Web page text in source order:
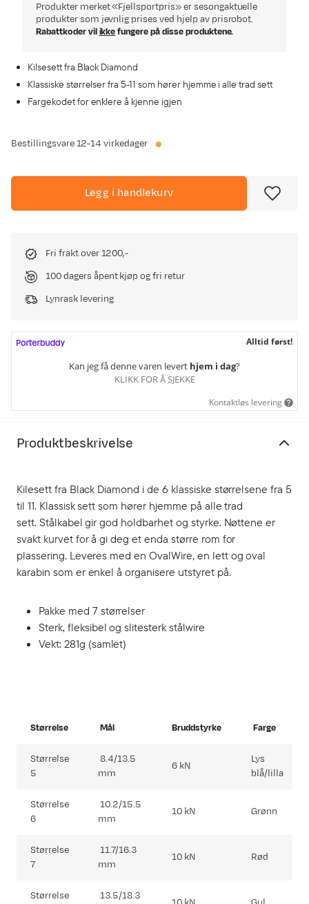
Produkter merket «Fjellsportpris» er sesongaktuelle
produkter som jevnlig prises ved hjelp av prisrobot.
Rabattkoder vilikkefungere på disse produktene.
Kilsesett fra Black Diamond
Klassiske størrelser fra 5-11 som hører hjemme i alle trad sett
Fargekodet for enklere å kjenne igjen
Bestillingsvare 12-14 virkedager
Legg i handlekurv
Fri frakt over 1200,-
100 dagers åpent kjøp og fri retur
Lynrask levering
Alltid først!
Kan jeg få denne varen levert hjem i dag?
KLIKK FOR Å SJEKKE
Kontaktløs levering
Produktbeskrivelse
Kilesett fra Black Diamond i de 6 klassiske størrelsene fra 5
til 11. Klassisk sett som hører hjemme på alle trad
sett. Stålkabel gir god holdbarhet og styrke. Nøttene er
svakt kurvet for å gi deg et enda større rom for
plassering. Leveres med en OvalWire, en lett og oval
karabin som er enkel å organisere utstyret på.
Pakke med 7 størrelser
Sterk, fleksibel og slitesterk stålwire
Vekt: 281g (samlet)
Størrelse Mål Bruddstyrke Farge
Størrelse
5
8.4/13.5
mm
6 kN
Lys
blå/lilla
Størrelse
6
10.2/15.5
mm
10 kN Grønn
Størrelse
7
11.7/16.3
mm
10 kN Rød
Størrelse 13.5/18.3